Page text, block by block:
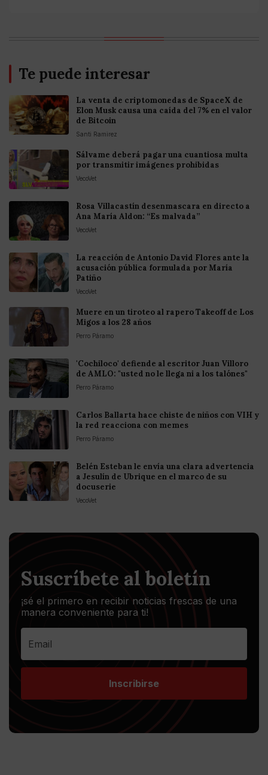
Te puede interesar
La venta de criptomonedas de SpaceX de
Elon Musk causa una caída del 7% en el valor
de Bitcoin
Santi Ramirez
Sálvame deberá pagar una cuantiosa multa
por transmitir imágenes prohibidas
VecoVet
Rosa Villacastín desenmascara en directo a
Ana María Aldon: “Es malvada”
VecoVet
La reacción de Antonio David Flores ante la
acusación pública formulada por María
Patiño
VecoVet
Muere en un tiroteo al rapero Takeoff de Los
Migos a los 28 años
Perro Páramo
'Cochiloco' defiende al escritor Juan Villoro
de AMLO: "usted no le llega ni a los talónes"
Perro Páramo
Carlos Ballarta hace chiste de niños con VIH y
la red reacciona con memes
Perro Páramo
Belén Esteban le envía una clara advertencia
a Jesulín de Ubrique en el marco de su
docuserie
VecoVet
Suscríbete al boletín
¡sé el primero en recibir noticias frescas de una
manera conveniente para ti!
Inscribirse